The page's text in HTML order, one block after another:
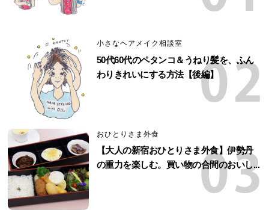
小さなヘアメイク相談室
50代60代のペタンコ＆うねり髪を、ふん
わりきれいにする方法【後編】
おひとりさま外食
【大人の新宿おひとりさま外食】伊勢丹
の重力を楽しむ。買い物の合間のおいし...